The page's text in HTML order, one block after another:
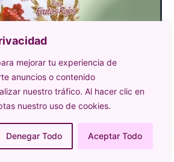
mejorar tu experiencia de
anuncios o contenido
nuestro tráfico. Al hacer clic en
nuestro uso de cookies.
Denegar Todo Aceptar Todo